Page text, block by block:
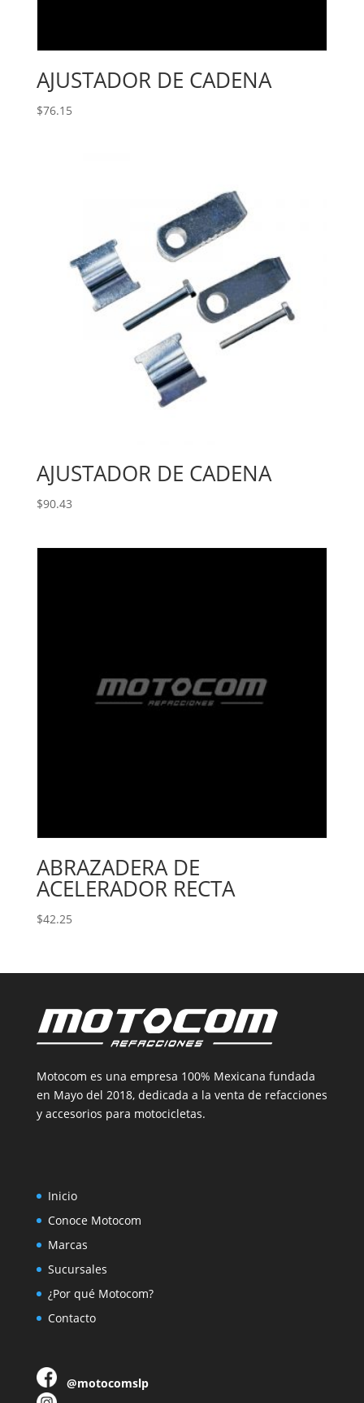
AJUSTADOR DE CADENA
$76.15
AJUSTADOR DE CADENA
$90.43
ABRAZADERA DE
ACELERADOR RECTA
$42.25
Motocom es una empresa 100% Mexicana fundada
en Mayo del 2018, dedicada a la venta de refacciones
y accesorios para motocicletas.
Inicio
Conoce Motocom
Marcas
Sucursales
¿Por qué Motocom?
Contacto
@motocomslp